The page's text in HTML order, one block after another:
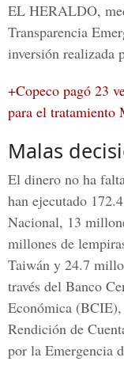
EL HERALDO,
Transparencia
inversión realizada
+Copeco pagó 23
para el tratamiento
Malas
El dinero no ha
han ejecutado
Nacional, 13
millones de
Taiwán y 24.7
través del Banco
Económica
Rendición de
por la Emergencia